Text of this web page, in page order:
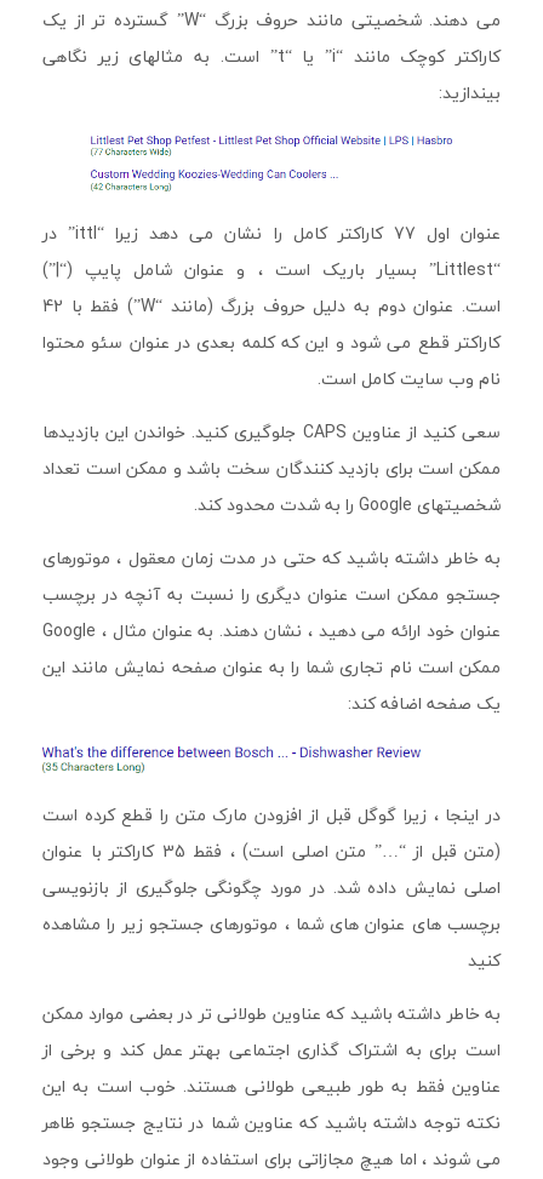
می دهند. شخصیتی مانند حروف بزرگ “W” گسترده تر از یک
کاراکتر کوچک مانند “i” یا “t” است. به مثالهای زیر نگاهی
بیندازید:
عنوان اول 77 کاراکتر کامل را نشان می دهد زیرا “ittl” در
“Littlest” بسیار باریک است ، و عنوان شامل پایپ (“|”)
است. عنوان دوم به دلیل حروف بزرگ (مانند “W”) فقط با 42
کاراکتر قطع می شود و این که کلمه بعدی در عنوان سئو محتوا
نام وب سایت کامل است.
سعی کنید از عناوین CAPS جلوگیری کنید. خواندن این بازدیدها
ممکن است برای بازدید کنندگان سخت باشد و ممکن است تعداد
شخصیتهای Google را به شدت محدود کند.
به خاطر داشته باشید که حتی در مدت زمان معقول ، موتورهای
جستجو ممکن است عنوان دیگری را نسبت به آنچه در برچسب
عنوان خود ارائه می دهید ، نشان دهند. به عنوان مثال ، Google
ممکن است نام تجاری شما را به عنوان صفحه نمایش مانند این
یک صفحه اضافه کند:
در اینجا ، زیرا گوگل قبل از افزودن مارک متن را قطع کرده است
(متن قبل از “…” متن اصلی است) ، فقط 35 کاراکتر با عنوان
اصلی نمایش داده شد. در مورد چگونگی جلوگیری از بازنویسی
برچسب های عنوان های شما ، موتورهای جستجو زیر را مشاهده
کنید
به خاطر داشته باشید که عناوین طولانی تر در بعضی موارد ممکن
است برای به اشتراک گذاری اجتماعی بهتر عمل کند و برخی از
عناوین فقط به طور طبیعی طولانی هستند. خوب است به این
نکته توجه داشته باشید که عناوین شما در نتایج جستجو ظاهر
می شوند ، اما هیچ مجازاتی برای استفاده از عنوان طولانی وجود